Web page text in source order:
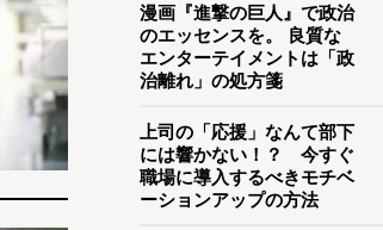
漫画『進撃の巨人』で政治
のエッセンスを。 良質な
エンターテイメントは「政
治離れ」の処方箋
上司の「応援」なんて部下
には響かない！？ 今すぐ
職場に導入するべきモチベ
ーションアップの方法